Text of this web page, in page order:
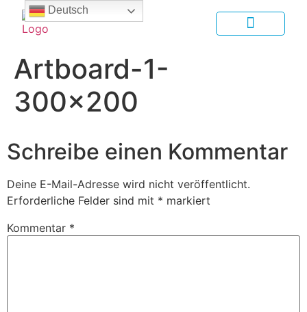
Artboard-1-
300×200
Schreibe einen Kommentar
Deine E-Mail-Adresse wird nicht veröffentlicht.
Erforderliche Felder sind mit * markiert
Kommentar *
Deutsch